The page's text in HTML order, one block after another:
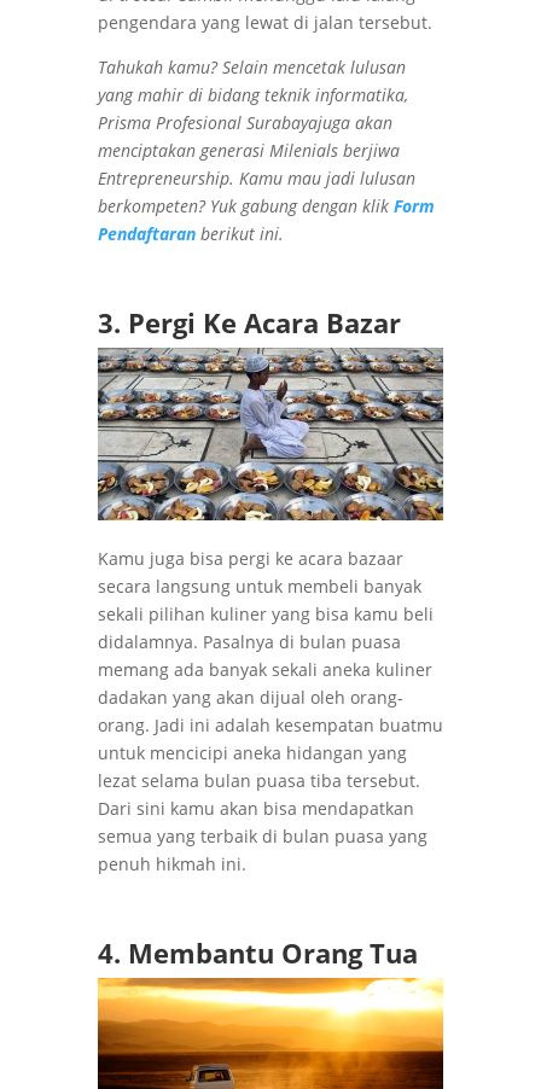
pengendara yang lewat di jalan tersebut.
Tahukah kamu? Selain mencetak lulusan
yang mahir di bidang teknik informatika,
Prisma Profesional Surabayajuga akan
menciptakan generasi Milenials berjiwa
Entrepreneurship. Kamu mau jadi lulusan
berkompeten? Yuk gabung dengan klik Form
Pendaftaranberikut ini.
3. Pergi Ke Acara Bazar
Kamu juga bisa pergi ke acara bazaar
secara langsung untuk membeli banyak
sekali pilihan kuliner yang bisa kamu beli
didalamnya. Pasalnya di bulan puasa
memang ada banyak sekali aneka kuliner
dadakan yang akan dijual oleh orang-
orang. Jadi ini adalah kesempatan buatmu
untuk mencicipi aneka hidangan yang
lezat selama bulan puasa tiba tersebut.
Dari sini kamu akan bisa mendapatkan
semua yang terbaik di bulan puasa yang
penuh hikmah ini.
4. Membantu Orang Tua